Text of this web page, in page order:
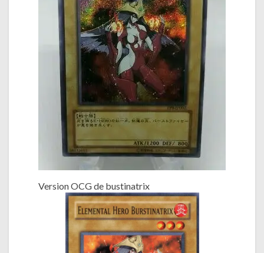
Version OCG de bustinatrix